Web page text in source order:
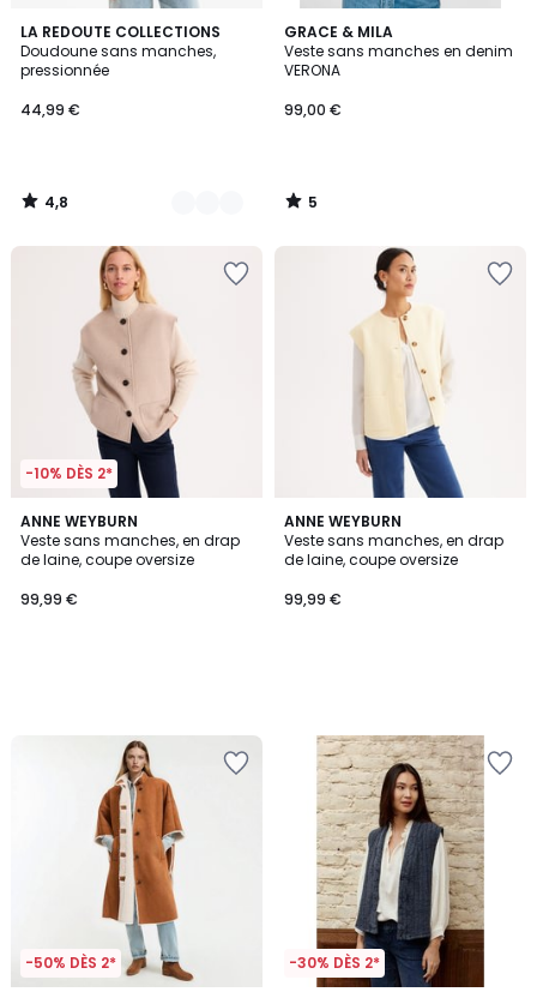
LA REDOUTE COLLECTIONS
Doudoune sans manches,
pressionnée
44,99 €
4,8
/ 5
3
Couleurs
4,8
/
GRACE & MILA
Veste sans manches en denim
VERONA
99,00 €
5
/
5
5
/
-10% DÈS 2*
ANNE WEYBURN
Veste sans manches, en drap
de laine, coupe oversize
99,99 €
ANNE WEYBURN
Veste sans manches, en drap
de laine, coupe oversize
99,99 €
-50% DÈS 2* -30% DÈS 2*